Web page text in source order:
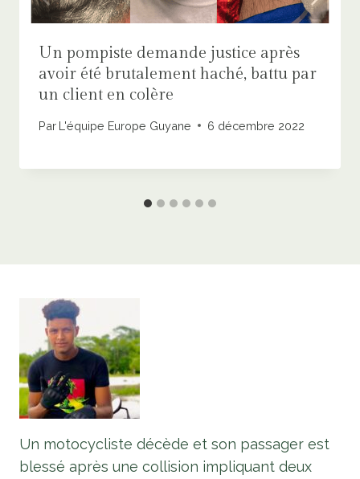
Un pompiste demande justice après
avoir été brutalement haché, battu par
un client en colère
Par L'équipe Europe Guyane 6 décembre 2022
Un motocycliste décède et son passager est
blessé après une collision impliquant deux